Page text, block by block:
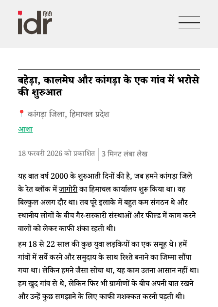
बहेड़ा, कालमेघ और कांगड़ा के एक गांव में भरोसे
की शुरुआत
कांगड़ा जिला, हिमाचल प्रदेश
आशा
18 फरवरी 2026 को प्रकाशित 3मिनट लंबा लेख
यह बात वर्ष 2000 के शुरुआती दिनों की है, जब हमने कांगड़ा जिले
के रेत ब्लॉक मेंजागोरीका हिमाचल कार्यालय शुरू किया था। वह
बिल्कुल अलग दौर था। तब पूरे इलाके में बहुत कम संगठन थे और
स्थानीय लोगों के बीच गैर-सरकारी संस्थाओं और फील्ड में काम करने
वालों को लेकर काफी शंका रहती थी।
हम 18 से 22 साल की कुछ युवा लड़कियों का एक समूह थे। हमें
गांवों में सर्वे करने और समुदाय के साथ रिश्ते बनाने का जिम्मा सौंपा
गया था। लेकिन हमने जैसा सोचा था, यह काम उतना आसान नहीं था।
हम खुद गांव से थे, लेकिन फिर भी ग्रामीणों के बीच अपनी बात रखने
और उन्हें कुछ समझाने के लिए काफी मशक्कत करनी पड़ती थी।